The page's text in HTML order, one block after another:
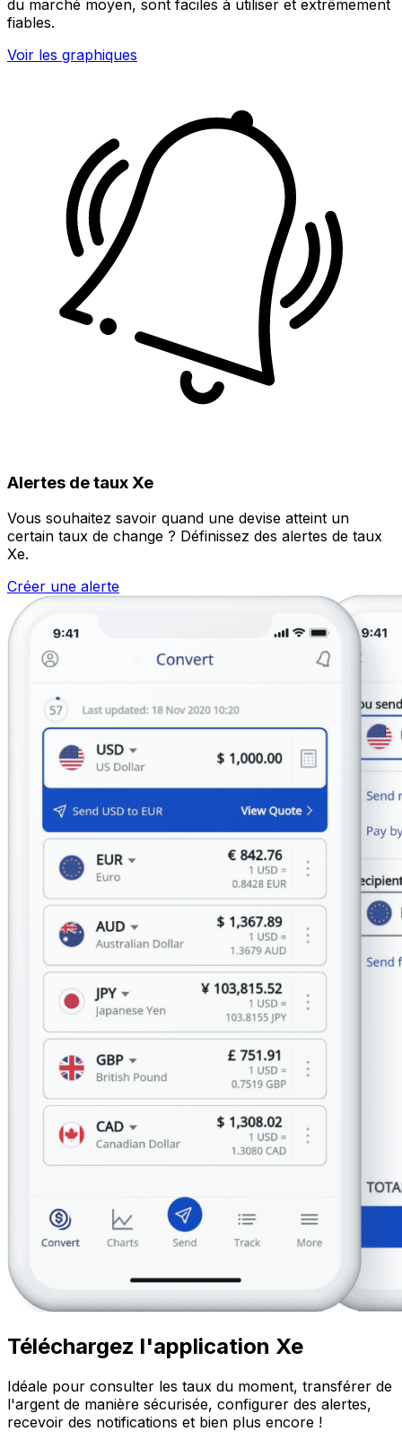
du marché moyen, sont faciles à utiliser et extrêmement
fiables.
Voir les graphiques
Alertes de taux Xe
Vous souhaitez savoir quand une devise atteint un
certain taux de change ? Définissez des alertes de taux
Xe.
Créer une alerte
Téléchargez l'application Xe
Idéale pour consulter les taux du moment, transférer de
l'argent de manière sécurisée, configurer des alertes,
recevoir des notifications et bien plus encore !